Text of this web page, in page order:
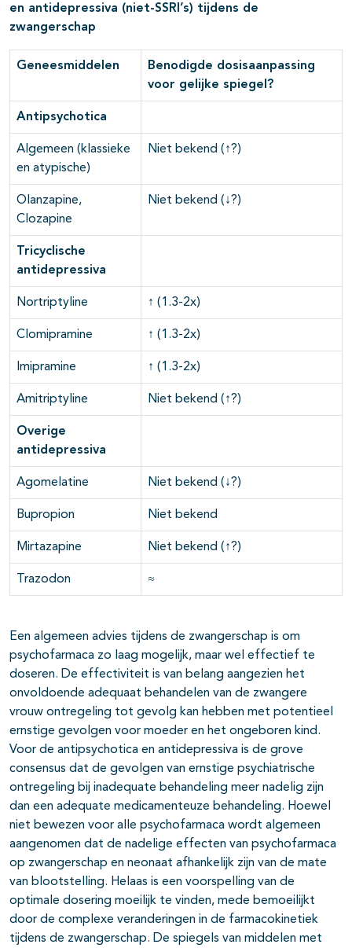
en antidepressiva (niet-SSRI’s) tijdens de
zwangerschap
Geneesmiddelen
Benodigde dosisaanpassing
voor gelijke spiegel?
Antipsychotica
Algemeen (klassieke
en atypische)
Niet bekend (↑?)
Olanzapine,
Clozapine
Niet bekend (↓?)
Tricyclische
antidepressiva
Nortriptyline ↑ (1.3-2x)
Clomipramine ↑ (1.3-2x)
Imipramine ↑ (1.3-2x)
Amitriptyline Niet bekend (↑?)
Overige
antidepressiva
Agomelatine Niet bekend (↓?)
Bupropion Niet bekend
Mirtazapine Niet bekend (↑?)
Trazodon ≈
Een algemeen advies tijdens de zwangerschap is om
psychofarmaca zo laag mogelijk, maar wel effectief te
doseren. De effectiviteit is van belang aangezien het
onvoldoende adequaat behandelen van de zwangere
vrouw ontregeling tot gevolg kan hebben met potentieel
ernstige gevolgen voor moeder en het ongeboren kind.
Voor de antipsychotica en antidepressiva is de grove
consensus dat de gevolgen van ernstige psychiatrische
ontregeling bij inadequate behandeling meer nadelig zijn
dan een adequate medicamenteuze behandeling. Hoewel
niet bewezen voor alle psychofarmaca wordt algemeen
aangenomen dat de nadelige effecten van psychofarmaca
op zwangerschap en neonaat afhankelijk zijn van de mate
van blootstelling. Helaas is een voorspelling van de
optimale dosering moeilijk te vinden, mede bemoeilijkt
door de complexe veranderingen in de farmacokinetiek
tijdens de zwangerschap. De spiegels van middelen met